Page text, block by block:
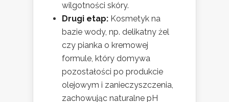
wilgotności skóry.
Drugi etap: Kosmetyk na
bazie wody, np. delikatny żel
czy pianka o kremowej
formule, który domywa
pozostałości po produkcie
olejowym i zanieczyszczenia,
zachowując naturalne pH